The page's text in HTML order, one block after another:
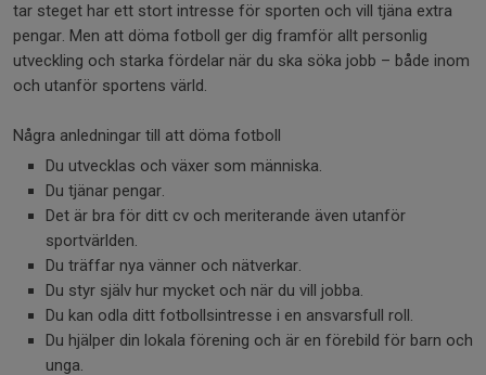
tar steget har ett stort intresse för sporten och vill tjäna extra
pengar. Men att döma fotboll ger dig framför allt personlig
utveckling och starka fördelar när du ska söka jobb – både inom
och utanför sportens värld.
Några anledningar till att döma fotboll
Du utvecklas och växer som människa.
Du tjänar pengar.
Det är bra för ditt cv och meriterande även utanför
sportvärlden.
Du träffar nya vänner och nätverkar.
Du styr själv hur mycket och när du vill jobba.
Du kan odla ditt fotbollsintresse i en ansvarsfull roll.
Du hjälper din lokala förening och är en förebild för barn och
unga.